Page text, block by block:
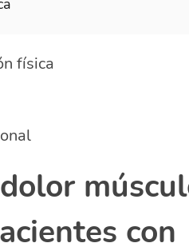
física
con